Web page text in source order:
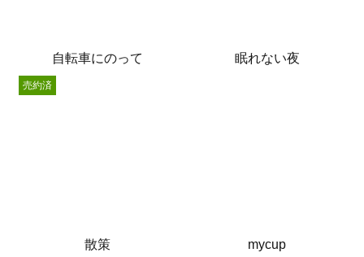
自転車にのって 眠れない夜
散策
売約済
mycup